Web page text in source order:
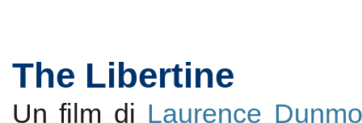
The Libertine
Un film di Laurence